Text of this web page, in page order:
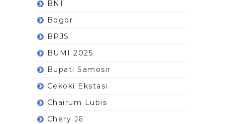
BNI
Bogor
BPJS
BUMI 2025
Bupati Samosir
Cekoki Ekstasi
Chairum Lubis
Chery J6